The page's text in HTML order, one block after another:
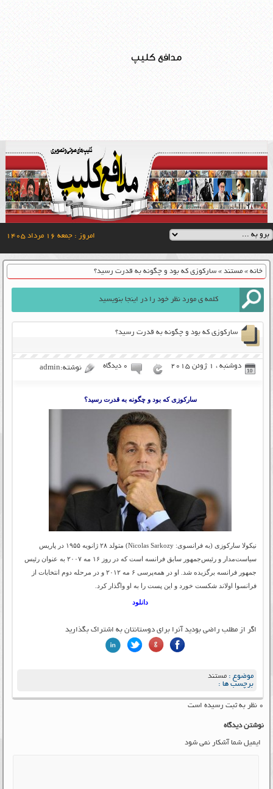
مدافع کلیپ
امروز : جمعه ۱۶ مرداد ۱۴۰۵
خانه» مستند» سارکوزی که بود و چگونه به قدرت رسید؟
سارکوزی که بود و چگونه به قدرت رسید؟
دوشنبه ، 1 ژوئن 2015 ۰ دیدگاه نوشته:admin
سارکوزی که بود و چگونه به قدرت رسید؟
نیکولا سارکوزی (به فرانسوی: Nicolas Sarkozy) متولد ۲۸ ژانویه ۱۹۵۵ در پاریس
سیاست‌مدار و رئیس‌جمهور سابق فرانسه است که در روز ۱۶ مه ۲۰۰۷ به عنوان رئیس
جمهور فرانسه برگزیده شد. او در همه‌پرسی ۶ مه ۲۰۱۲ و در مرحله دوم انتخابات از
فرانسوا اولاند شکست خورد و این پست را به او واگذار کرد.
دانلود
اگر از مطلب راضی بودید آنرا برای دوستانتان به اشتراک بگذارید
موضوع :مستند
برچسب ها :
۰ نظر به ثبت رسیده است
نوشتن دیدگاه
ایمیل شما آشکار نمی شود